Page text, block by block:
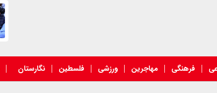
فرهنگی مهاجرین ورزشی فلسطین نگارستان